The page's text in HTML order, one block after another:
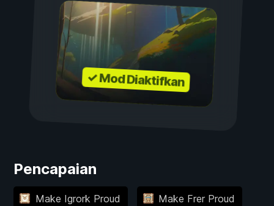
✓ Mod Diaktifkan
Pencapaian
Make Igrork Proud Make Frer Proud